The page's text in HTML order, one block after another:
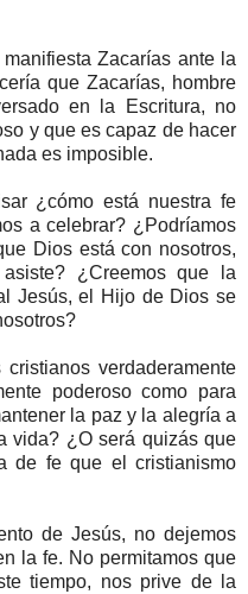
Zacarías ante la
que Zacarías, hombre
en la Escritura, no
y que es capaz de hacer
es imposible.
¿cómo está nuestra fe
a celebrar? ¿Podríamos
Dios está con nosotros,
¿Creemos que la
Jesús, el Hijo de Dios se
verdaderamente
poderoso como para
la paz y la alegría a
vida? ¿O será quizás que
de fe que el cristianismo
de Jesús, no dejemos
la fe. No permitamos que
tiempo, nos prive de la